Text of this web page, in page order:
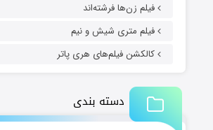
فیلم زن‌ها فرشته‌اند
فیلم متری شیش و نیم
کالکشن فیلم‌های هری پاتر
دسته بندی